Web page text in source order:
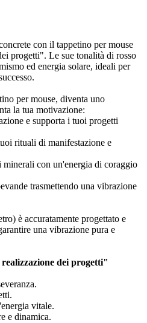
con il tappetino per mouse
progetti". Le sue tonalità di rosso
ed energia solare, ideali per
per mouse, diventa uno
la tua motivazione:
e supporta i tuoi progetti
rituali di manifestazione e
minerali con un'energia di coraggio
trasmettendo una vibrazione
è accuratamente progettato e
una vibrazione pura e
dei progetti"
vitale.
e dinamica.